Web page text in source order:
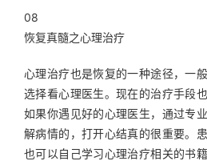
08
恢复真髓之心理治疗
心理治疗也是恢复的一种途径，一
选择看心理医生。现在的治疗手段
如果你遇见好的心理医生，通过专
解病情的，打开心结真的很重要。
也可以自己学习心理治疗相关的书